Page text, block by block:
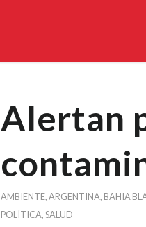
Alertan
AMBIENTE,ARGENTINA, BAHIA
POLÍTICA,SALUD